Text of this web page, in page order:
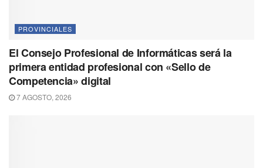
PROVINCIALES
El Consejo Profesional de Informáticas será la
primera entidad profesional con «Sello de
Competencia» digital
7 AGOSTO, 2026